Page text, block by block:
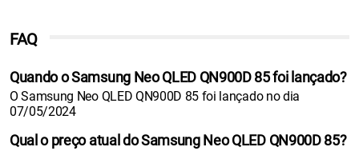
FAQ
Quando o Samsung Neo QLED QN900D 85 foi lançado?
O Samsung Neo QLED QN900D 85 foi lançado no dia
07/05/2024
Qual o preço atual do Samsung Neo QLED QN900D 85?